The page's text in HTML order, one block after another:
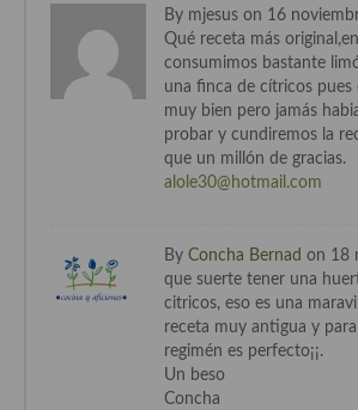
Cocina Azerí (Azerbaiyán)
Cocina de Egipto
Cocina Vietnamita
Cocina camboyana
By mjesus on 16
Qué receta más
consumimos bastante
una finca de cítricos pues
muy bien pero jamás
probar y cundiremos la
que un millón de gracias.
alole30@hotmail.com
By Concha Bernad on 18
que suerte tener una
citricos, eso es una
receta muy antigua y
regimén es perfecto¡¡.
Un beso
Concha